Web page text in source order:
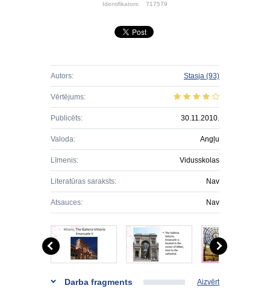
Identifikators: 717579
Autors: Stasja (93)
Vērtējums:
Publicēts: 30.11.2010.
Valoda: Angļu
Līmenis: Vidusskolas
Literatūras saraksts: Nav
Atsauces: Nav
Darba fragments Aizvērt